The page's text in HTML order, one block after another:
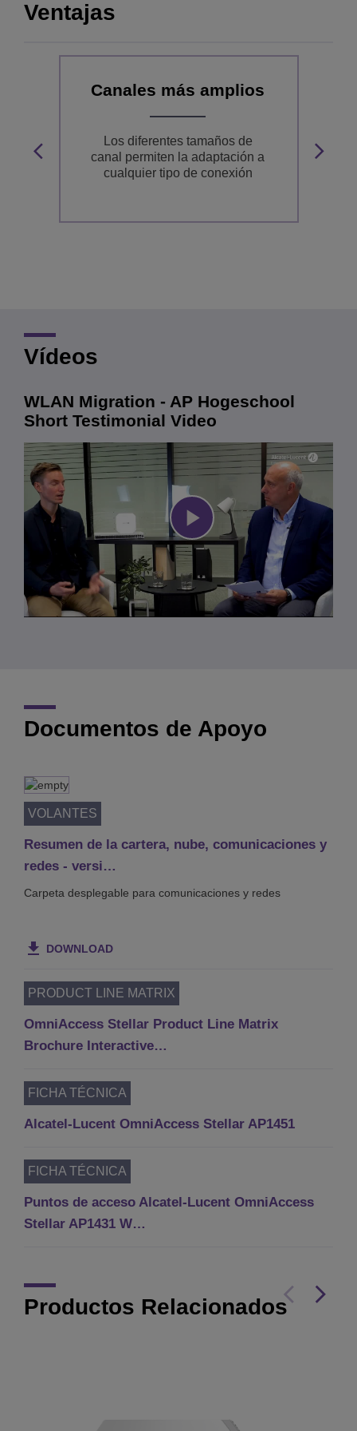
Ventajas
Canales más amplios
Los diferentes tamaños de
canal permiten la adaptación a
cualquier tipo de conexión
Vídeos
WLAN Migration - AP Hogeschool
Short Testimonial Video
Play
Documentos de Apoyo
VOLANTES
Resumen de la cartera, nube, comunicaciones y
redes - versi…
Carpeta desplegable para comunicaciones y redes
DOWNLOAD
PRODUCT LINE MATRIX
OmniAccess Stellar Product Line Matrix
Brochure Interactive…
FICHA TÉCNICA
Alcatel-Lucent OmniAccess Stellar AP1451
FICHA TÉCNICA
Puntos de acceso Alcatel-Lucent OmniAccess
Stellar AP1431 W…
Productos Relacionados